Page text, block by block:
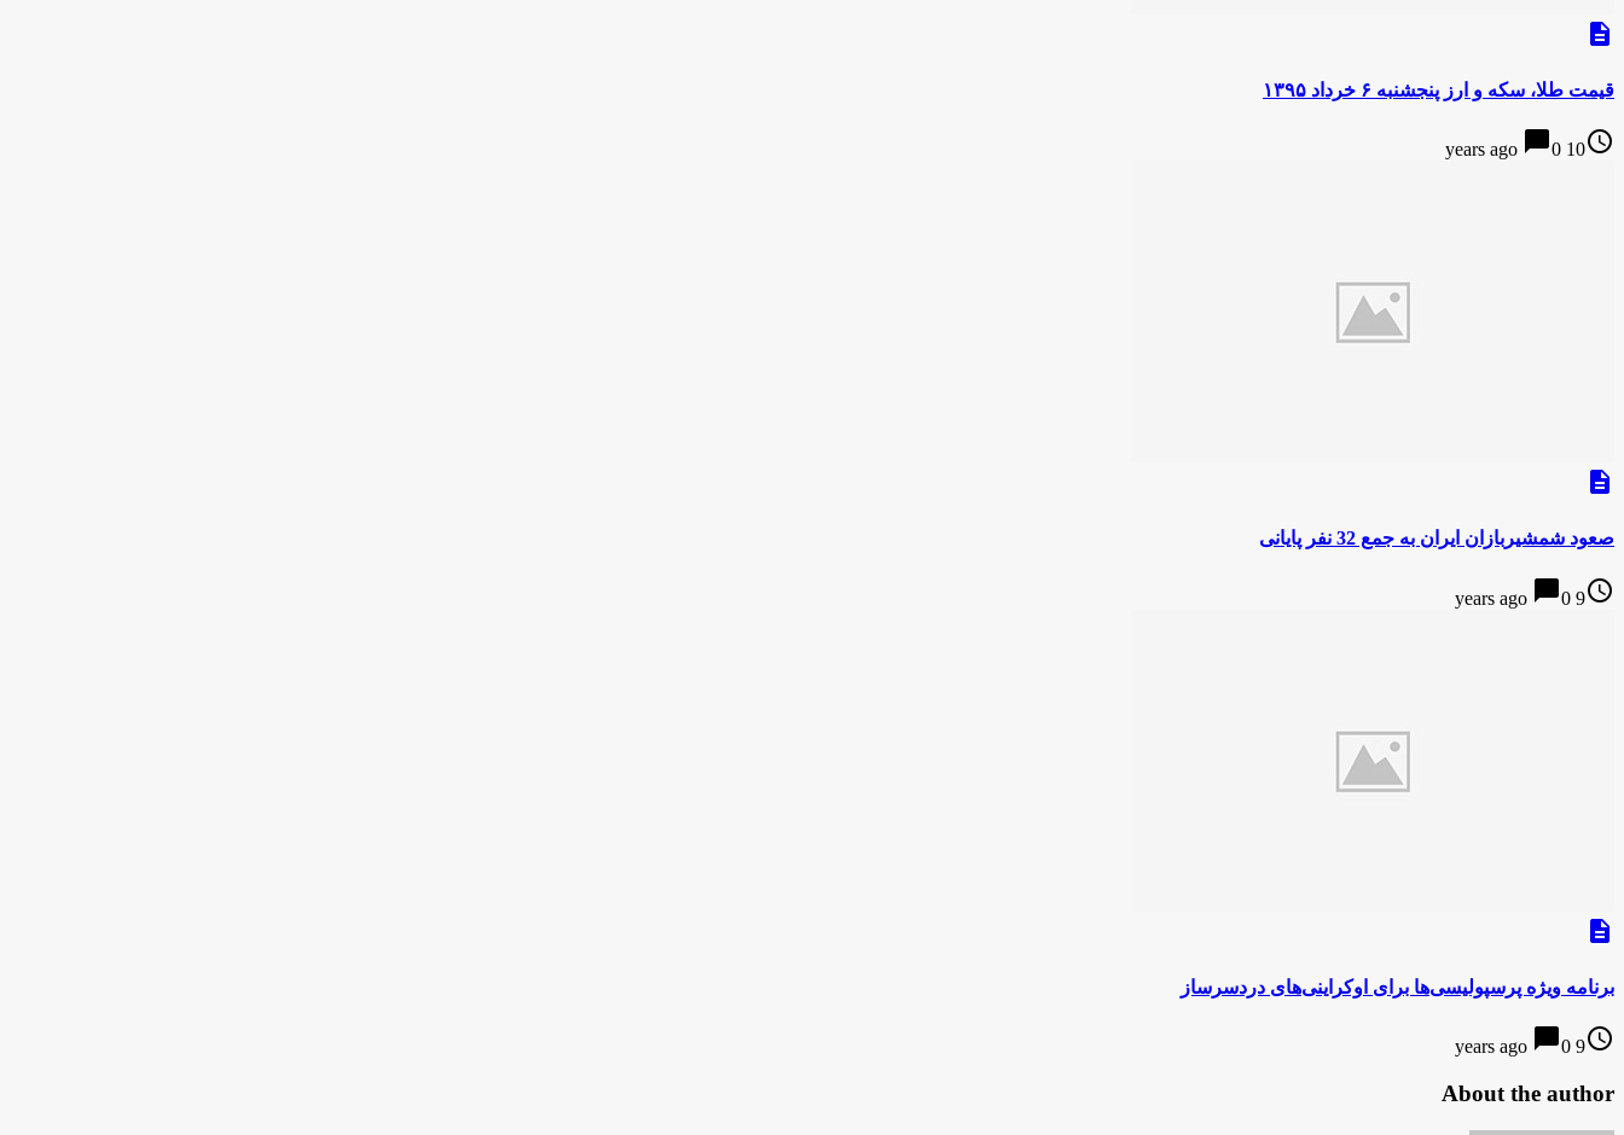
description
قیمت طلا، سکه و ارز پنجشنبه ۶ خرداد ۱۳۹۵
access_time
10 years ago
chat_bubble0
description
صعود شمشیربازان ایران به جمع 32 نفر پایانی
access_time
9 years ago
chat_bubble0
description
برنامه ویژه پرسپولیسی‌ها برای اوکراینی‌های دردسرساز
access_time
9 years ago
chat_bubble0
About the author